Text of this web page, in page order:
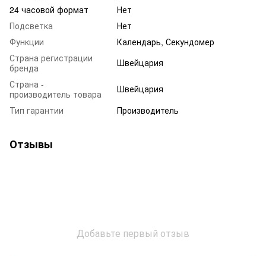
24 часовой формат
Нет
Подсветка
Нет
Функции
Календарь, Секундомер
Страна регистрации
бренда
Швейцария
Страна -
производитель товара
Швейцария
Тип гарантии
Производитель
Отзывы
Добавьте первый отзыв